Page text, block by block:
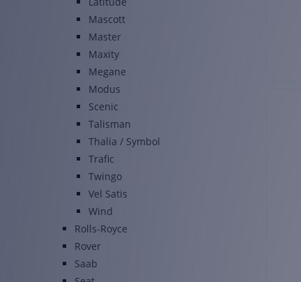
Mascott
Master
Maxity
Megane
Modus
Scenic
Talisman
Thalia / Symbol
Trafic
Twingo
Vel Satis
Wind
Rolls-Royce
Rover
Saab